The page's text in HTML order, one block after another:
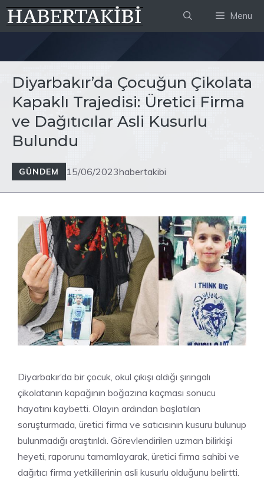
İçeriğe
atla
Menu
Diyarbakır’da Çocuğun Çikolata
Kapaklı Trajedisi: Üretici Firma
ve Dağıtıcılar Asli Kusurlu
Bulundu
GÜNDEM 15/06/2023habertakibi
Diyarbakır’da bir çocuk, okul çıkışı aldığı şırıngalı
çikolatanın kapağının boğazına kaçması sonucu
hayatını kaybetti. Olayın ardından başlatılan
soruşturmada, üretici firma ve satıcısının kusuru bulunup
bulunmadığı araştırıldı. Görevlendirilen uzman bilirkişi
heyeti, raporunu tamamlayarak, üretici firma sahibi ve
dağıtıcı firma yetkililerinin asli kusurlu olduğunu belirtti.